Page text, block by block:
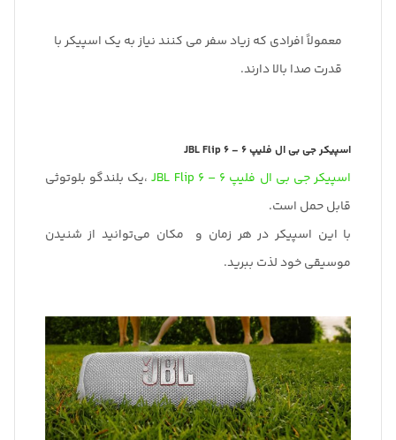
معمولاً افرادی که زیاد سفر می کنند نیاز به یک اسپیکر با
قدرت صدا بالا دارند.
اسپیکر جی بی ال فلیپ 6 – JBL Flip 6
اسپیکر جی بی ال فلیپ 6 – JBL Flip 6
،یک بلندگو بلوتوثی
قابل حمل است.
با این اسپیکر در هر زمان و مکان می‌توانید از شنیدن
موسیقی خود لذت ببرید.